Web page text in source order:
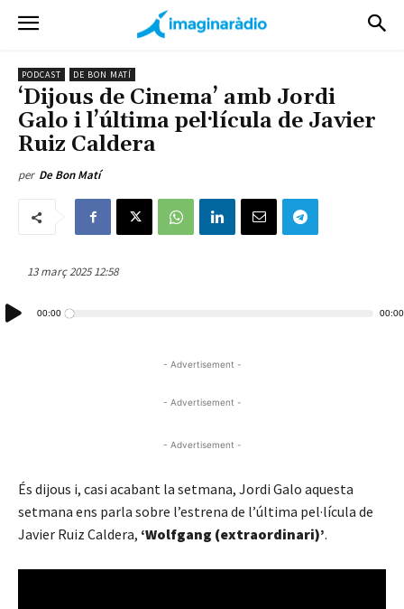
PODCAST DE BON MATÍ
‘Dijous de Cinema’ amb Jordi
Galo i l’última pel·lícula de Javier
Ruiz Caldera
per De Bon Matí
13 març 2025 12:58
Reproductor
d'àudio
00:00 00:00
- Advertisement -
- Advertisement -
- Advertisement -
És dijous i, casi acabant la setmana, Jordi Galo aquesta
setmana ens parla sobre l’estrena de l’última pel·lícula de
Javier Ruiz Caldera, ‘Wolfgang (extraordinari)’.